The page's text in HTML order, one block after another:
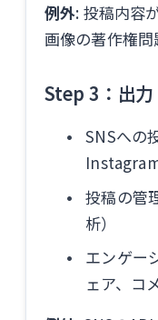
例外: 投稿内容
画像の著作権
Step 3：出力
SNSへの
Instagram
投稿の管
析）
エンゲー
ェア、コ